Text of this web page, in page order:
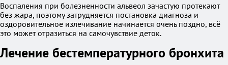
Воспаления при болезненности альвеол зачастую протекают
без жара, поэтому затрудняется постановка диагноза и
оздоровительное излечивание начинается очень поздно, всё
это может отразиться на самочувствие деток.
Лечение бестемпературного бронхита